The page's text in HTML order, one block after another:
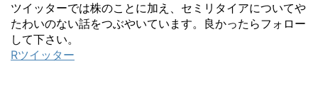
ツイッターでは株のことに加え、セミリタイアについてや
たわいのない話をつぶやいています。良かったらフォロー
して下さい。
Rツイッター